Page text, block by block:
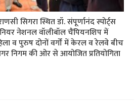
सिगरा स्थित डॉ. संपूर्णानंद स्पोर्ट्स
नेशनल वॉलीबॉल चैंपियनशिप में
व पुरुष दोनों वर्गों में केरल व रेलवे बीच
निगम की ओर से आयोजित प्रतियोगिता